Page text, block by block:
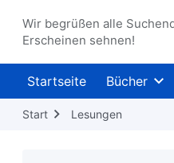
Wir begrüßen alle
Erscheinen sehnen!
Startseite Bücher
Start Lesungen
Das tägliche Wort
Werk kennen | Auszug
Das tägliche Wort